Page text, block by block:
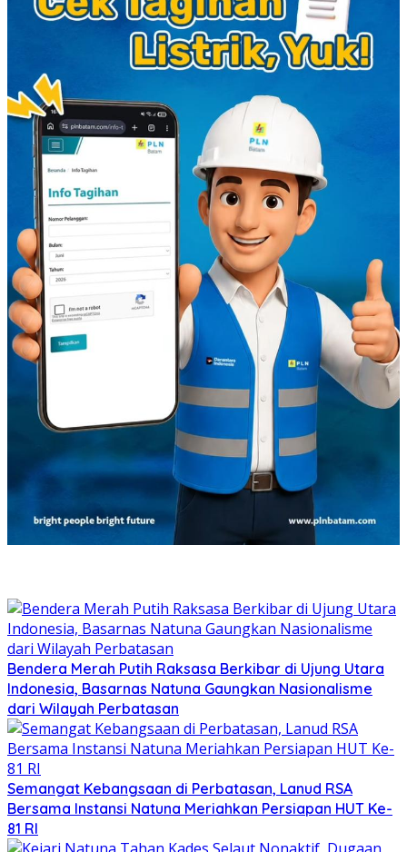
Bendera Merah Putih Raksasa Berkibar di Ujung Utara
Indonesia, Basarnas Natuna Gaungkan Nasionalisme
dari Wilayah Perbatasan
Semangat Kebangsaan di Perbatasan, Lanud RSA
Bersama Instansi Natuna Meriahkan Persiapan HUT Ke-
81 RI